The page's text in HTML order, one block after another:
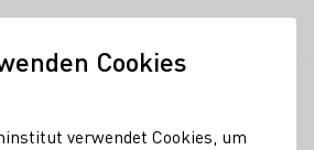
Cookies
verwendet Cookies, um